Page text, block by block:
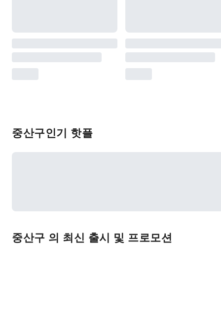
중산구인기 핫플
중산구 의 최신 출시 및 프로모션